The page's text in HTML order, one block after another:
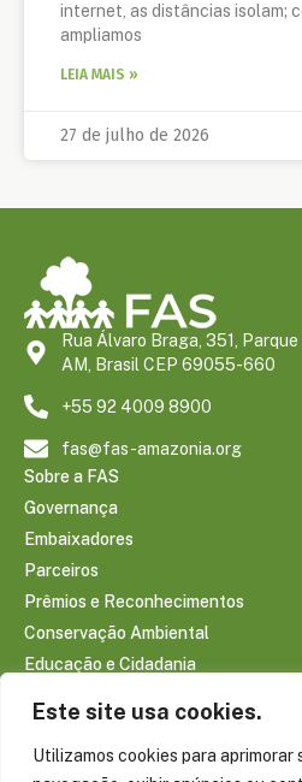
Este site usa cookies.
Utilizamos cookies para aprimorar
internet, as distâncias isolam;
ampliamos
LEIA MAIS »
27 de julho de 2026
Rua Álvaro Braga, 351,
AM, Brasil CEP 69055-660
+55 92 4009 8900
fas@fas-amazonia.org
Sobre a FAS
Governança
Embaixadores
Parceiros
Prêmios e Reconhecimentos
Conservação Ambiental
Educação e Cidadania
Sociobioeconomia Amazônica